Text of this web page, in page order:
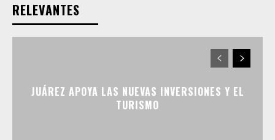
RELEVANTES
JUÁREZ APOYA LAS NUEVAS INVERSIONES Y EL
TURISMO